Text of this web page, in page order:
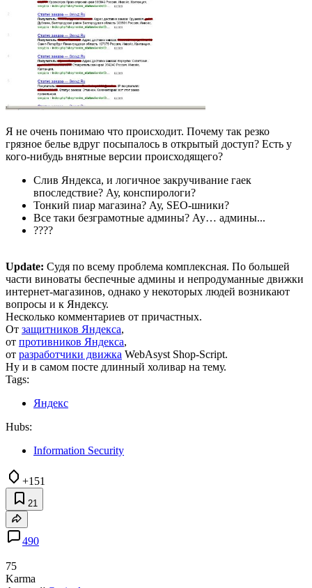
Я не очень понимаю что происходит. Почему так резко
грязное белье вдруг посыпалось в открытый доступ? Есть у
кого-нибудь внятные версии происходящего?
Слив Яндекса, и логичное закручивание гаек
впоследствие? Ау, конспирологи?
Тонкий пиар магазина? Ау, SEO-шники?
Все таки безграмотные админы? Ау… админы...
????
Update: Судя по всему проблема комплексная. По большей
части виноваты беспечные админы и непродуманные движки
интернет-магазинов, однако у некоторых людей возникают
вопросы и к Яндексу.
Несколько комментариев от причастных.
От защитников Яндекса,
от противников Яндекса,
от разработчики движка WebAsyst Shop-Script.
Ну и в самом посте длинный холивар на тему.
Tags:
Яндекс
Hubs:
Information Security
+151
21
490
75
Karma